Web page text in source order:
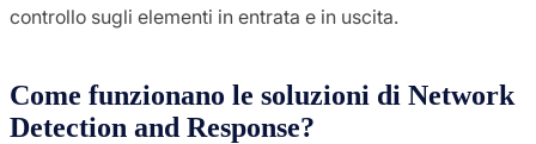
controllo sugli elementi in entrata e in uscita.
Come funzionano le soluzioni di Network
Detection and Response?